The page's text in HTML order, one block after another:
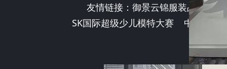
友情链接： 御景云锦服装品牌 模
SK国际超级少儿模特大赛
中国模特